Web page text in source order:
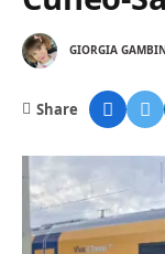
GIORGIA
Share